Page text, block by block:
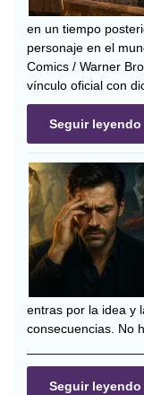
en un tiempo
personaje en el
Comics / Warner
vínculo oficial con
Seguir leyendo
entras por la idea y
consecuencias. No
Seguir leyendo